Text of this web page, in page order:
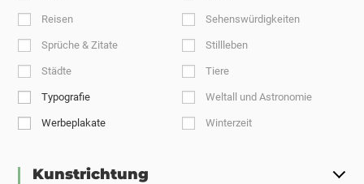
Reisen Sehenswürdigkeiten
Sprüche & Zitate Stillleben
Städte Tiere
Typografie Weltall und Astronomie
Werbeplakate Winterzeit
Kunstrichtung